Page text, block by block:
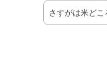
さすがは米どこ